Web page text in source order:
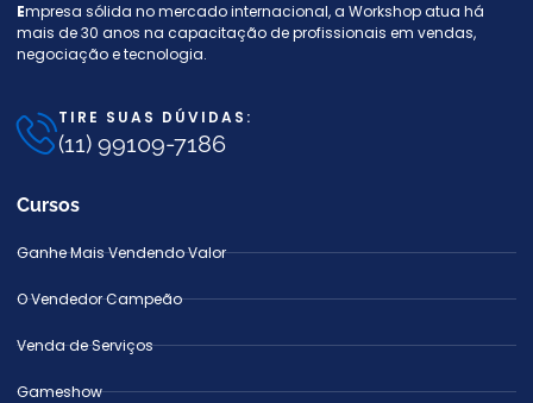
Empresa sólida no mercado internacional, a Workshop atua há
mais de 30 anos na capacitação de profissionais em vendas,
negociação e tecnologia.
TIRE SUAS DÚVIDAS:
(11) 99109-7186
Cursos
Ganhe Mais Vendendo Valor
O Vendedor Campeão
Venda de Serviços
Gameshow